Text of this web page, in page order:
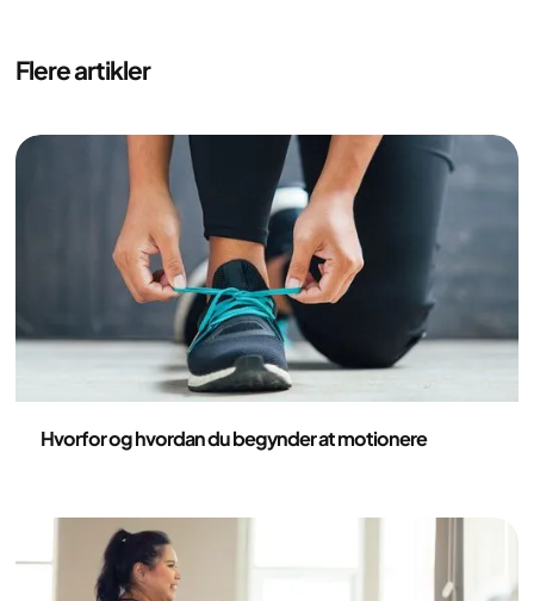
Flere artikler
Hvorfor og hvordan du begynder at motionere